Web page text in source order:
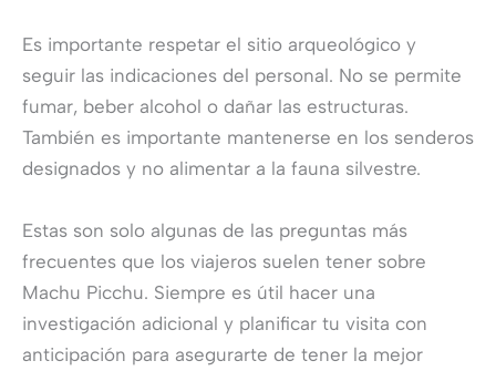
Es importante respetar el sitio arqueológico y
seguir las indicaciones del personal. No se permite
fumar, beber alcohol o dañar las estructuras.
También es importante mantenerse en los senderos
designados y no alimentar a la fauna silvestre.
Estas son solo algunas de las preguntas más
frecuentes que los viajeros suelen tener sobre
Machu Picchu. Siempre es útil hacer una
investigación adicional y planificar tu visita con
anticipación para asegurarte de tener la mejor